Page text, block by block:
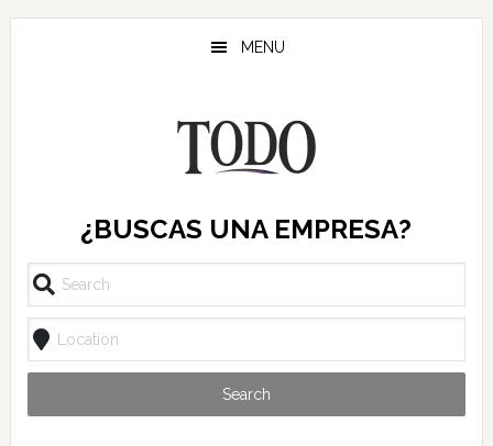
Saltar
Saltar
Saltar
MENU
¿BUSCAS UNA EMPRESA?
Search